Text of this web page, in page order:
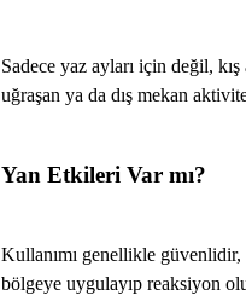
Sadece yaz ayları için değil,
uğraşan ya da dış mekan
Yan Etkileri Var mı?
Kullanımı genellikle
bölgeye uygulayıp reaksiyon